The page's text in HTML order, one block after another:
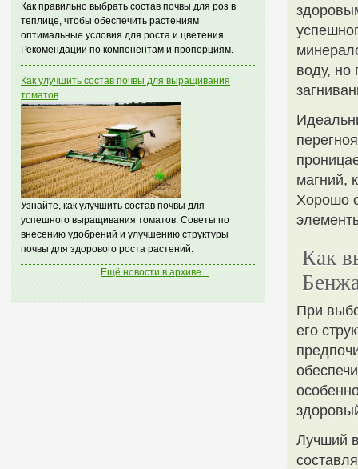
Как правильно выбрать состав почвы для роз в
теплице, чтобы обеспечить растениям
оптимальные условия для роста и цветения.
Рекомендации по компонентам и пропорциям.
Как улучшить состав почвы для выращивания
томатов
Узнайте, как улучшить состав почвы для
успешного выращивания томатов. Советы по
внесению удобрений и улучшению структуры
почвы для здорового роста растений.
Ещё новости в архиве...
воду, но
магний,
Хорошо
Как
При
его
Лучший